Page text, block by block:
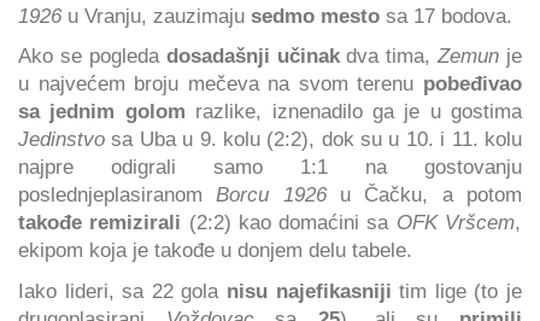
1926u Vranju, zauzimaju sedmo mesto sa 17 bodova.
Ako se pogleda dosadašnji učinakdva tima,Zemun je
u najvećem broju mečeva na svom terenu pobeđivao
sa jednim golom razlike, iznenadilo ga je u gostima
Jedinstvo sa Uba u 9. kolu (2:2), dok su u 10. i 11. kolu
najpre odigrali samo 1:1 na gostovanju
poslednjeplasiranomBorcu 1926u Čačku, a potom
takođe remizirali (2:2) kao domaćini sa OFK Vršcem,
ekipom koja je takođe u donjem delu tabele.
Iako lideri, sa 22 gola nisu najefikasniji tim lige (to je